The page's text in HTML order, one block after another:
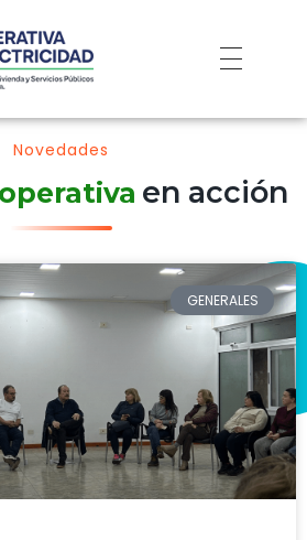
Novedades
en acción
GENERALES